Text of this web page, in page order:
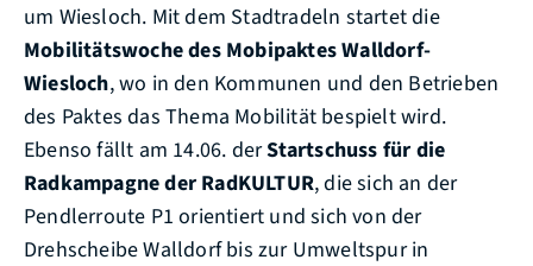
um Wiesloch. Mit dem Stadtradeln startet die
Mobilitätswoche des Mobipaktes Walldorf-
Wiesloch, wo in den Kommunen und den Betrieben
des Paktes das Thema Mobilität bespielt wird.
Ebenso fällt am 14.06. derStartschuss für die
Radkampagne der RadKULTUR, die sich an der
Pendlerroute P1 orientiert und sich von der
Drehscheibe Walldorf bis zur Umweltspur in